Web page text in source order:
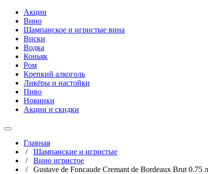
Акции
Вино
Шампанское и игристые вина
Виски
Водка
Коньяк
Ром
Крепкий алкоголь
Ликёры и настойки
Пиво
Новинки
Акции и скидки
Главная
/ Шампанские и игристые
/ Вино игристое
/ Gustave de Foncaude Cremant de Bordeaux Brut 0.75 л